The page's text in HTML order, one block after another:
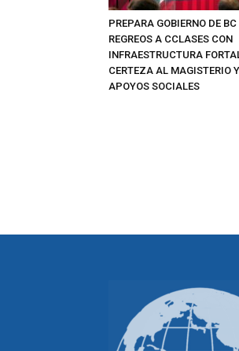
PREPARA GOBIERNO DE BC
REGREOS A CCLASES CON
INFRAESTRUCTURA
CERTEZA AL MAGISTERIO Y
APOYOS SOCIALES